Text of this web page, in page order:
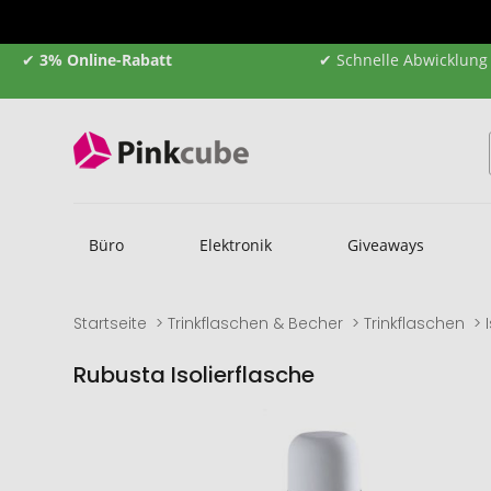
✔ 3% Online-Rabatt ✔ Schnelle Abwicklung
Büro Elektronik Giveaways
Startseite Trinkflaschen & Becher Trinkflaschen
Rubusta Isolierflasche